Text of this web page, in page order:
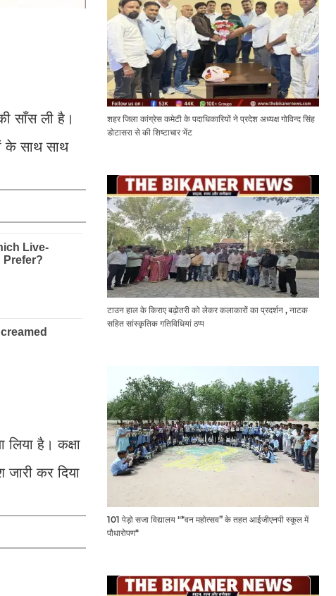
साँस ली है।
के साथ साथ
है। कक्षा
कर दिया
शहर जिला कांग्रेस कमेटी के पदाधिकारियों ने प्रदेश अध्यक्ष गोविन्द सिंह
डोटासरा से की शिष्टाचार भेंट
टाउन हाल के किराए बढ़ोतरी को लेकर कलाकारों का प्रदर्शन , नाटक
सहित सांस्कृतिक गतिविधियां ठप्प
101 पेड़ो सजा विद्यालय "*वन महोत्सव” के तहत आईजीएनपी स्कूल में
पौधारोपण*